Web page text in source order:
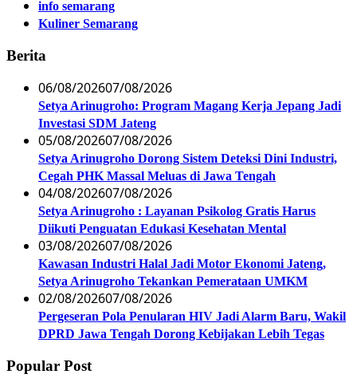
info semarang
Kuliner Semarang
Berita
06/08/202607/08/2026
Setya Arinugroho: Program Magang Kerja Jepang Jadi
Investasi SDM Jateng
05/08/202607/08/2026
Setya Arinugroho Dorong Sistem Deteksi Dini Industri,
Cegah PHK Massal Meluas di Jawa Tengah
04/08/202607/08/2026
Setya Arinugroho : Layanan Psikolog Gratis Harus
Diikuti Penguatan Edukasi Kesehatan Mental
03/08/202607/08/2026
Kawasan Industri Halal Jadi Motor Ekonomi Jateng,
Setya Arinugroho Tekankan Pemerataan UMKM
02/08/202607/08/2026
Pergeseran Pola Penularan HIV Jadi Alarm Baru, Wakil
DPRD Jawa Tengah Dorong Kebijakan Lebih Tegas
Popular Post